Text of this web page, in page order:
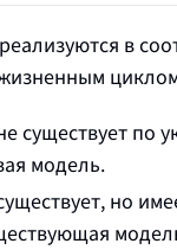
в
существует по
модель.
но